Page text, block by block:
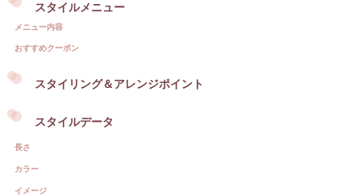
スタイルメニュー
メニュー内容
おすすめクーポン
スタイリング＆アレンジポイント
スタイルデータ
長さ
カラー
イメージ